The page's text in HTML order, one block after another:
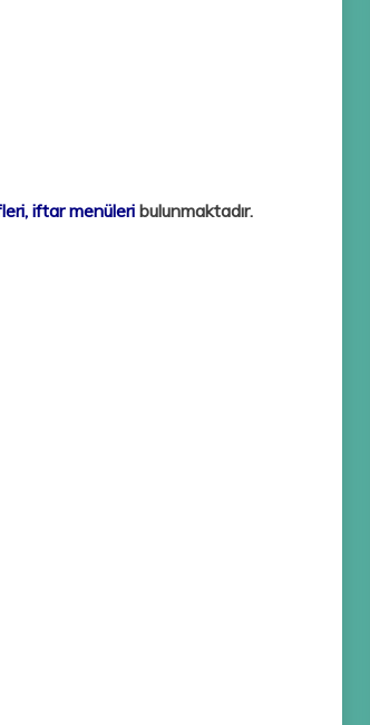
iftar menüleri bulunmaktadır.